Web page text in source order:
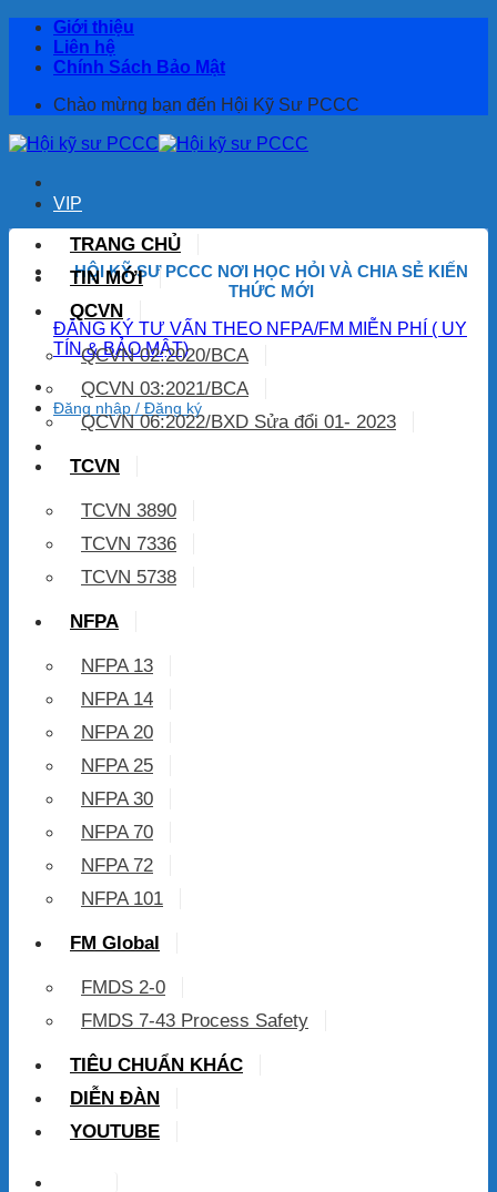
qua
Giới thiệu
Liên hệ
Chính Sách Bảo Mật
Chào mừng bạn đến Hội Kỹ Sư PCCC
VIP
HỘI KỸ SƯ PCCC NƠI HỌC HỎI VÀ CHIA SẺ KIẾN
THỨC MỚI
ĐĂNG KÝ TƯ VẤN THEO NFPA/FM MIỄN PHÍ ( UY
TÍN & BẢO MẬT)
Đăng nhập / Đăng ký
TRANG CHỦ
TIN MỚI
QCVN
QCVN 02:2020/BCA
QCVN 03:2021/BCA
QCVN 06:2022/BXD Sửa đổi 01- 2023
TCVN
TCVN 3890
TCVN 7336
TCVN 5738
NFPA
NFPA 13
NFPA 14
NFPA 20
NFPA 25
NFPA 30
NFPA 70
NFPA 72
NFPA 101
FM Global
FMDS 2-0
FMDS 7-43 Process Safety
TIÊU CHUẨN KHÁC
DIỄN ĐÀN
YOUTUBE